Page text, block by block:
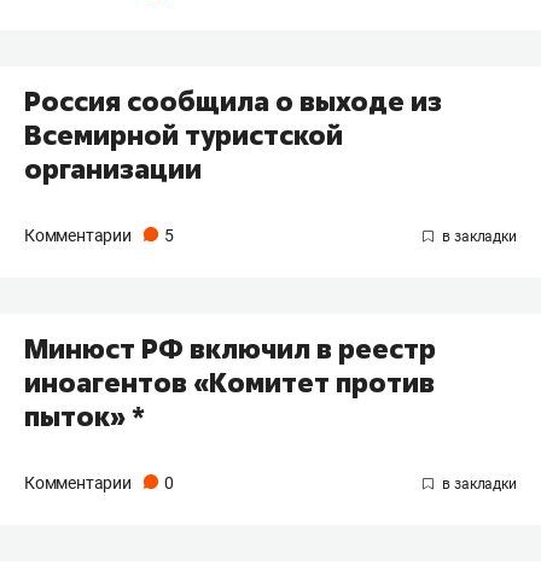
Россия сообщила о выходе из
Всемирной туристской
организации
Комментарии 5
Минюст РФ включил в реестр
иноагентов «Комитет против
пыток» *
Комментарии 0